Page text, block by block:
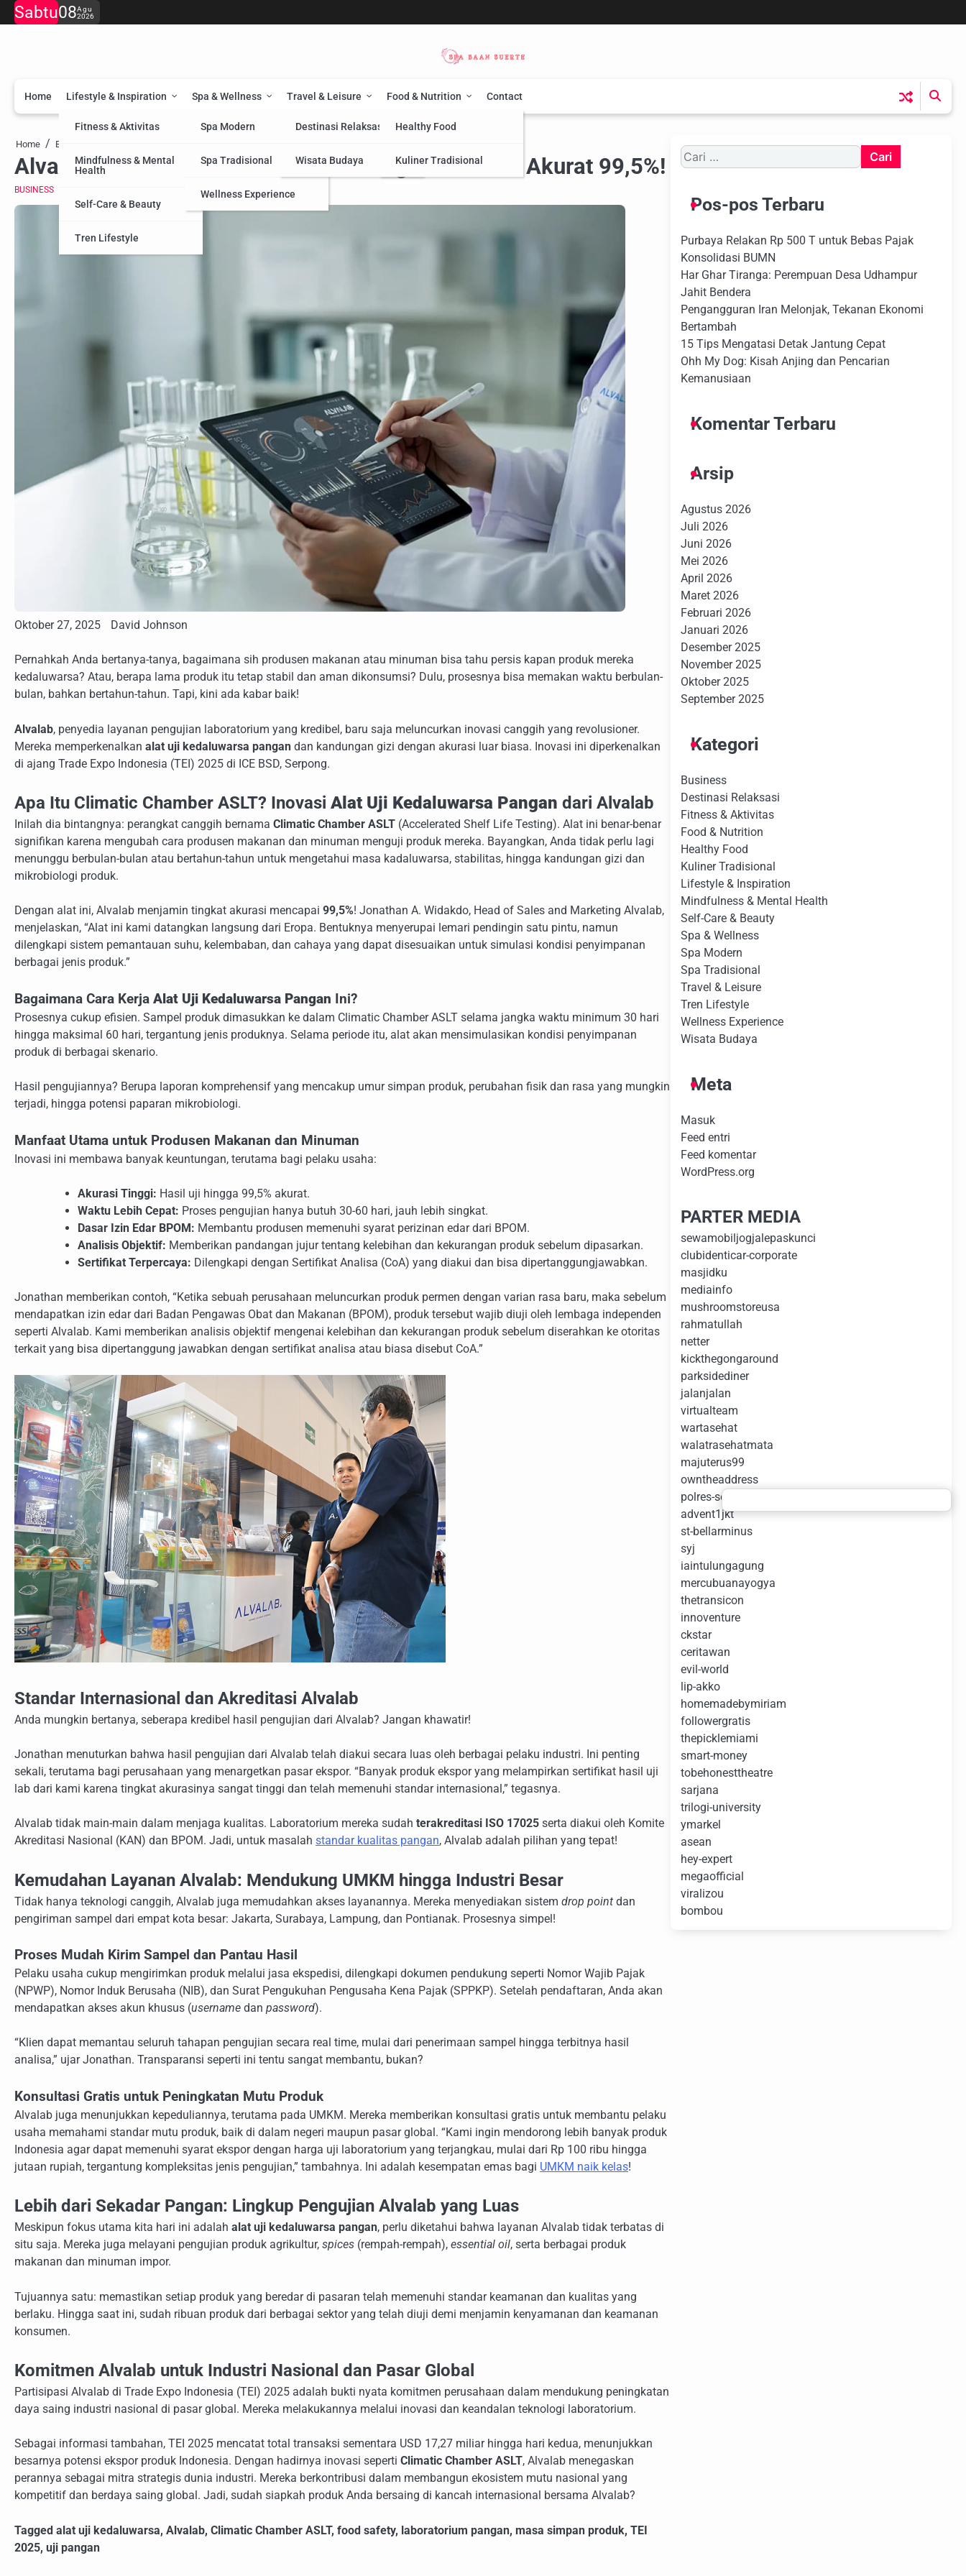
Skip
to
Sabtu08Agu
2026
Home Lifestyle & Inspiration
Fitness & Aktivitas
Mindfulness & Mental
Health
Self-Care & Beauty
Tren Lifestyle
Spa & Wellness
Spa Modern
Spa Tradisional
Wellness Experience
Travel & Leisure
Destinasi Relaksasi
Wisata Budaya
Food & Nutrition
Healthy Food
Kuliner Tradisional
Contact
Home Business
Alvalab Rilis Alat Uji Kedaluwarsa Pangan Mandiri: Akurat 99,5%!
BUSINESS
Oktober 27, 2025 David Johnson
Pernahkah Anda bertanya-tanya, bagaimana sih produsen makanan atau minuman bisa tahu persis kapan produk mereka
kedaluwarsa? Atau, berapa lama produk itu tetap stabil dan aman dikonsumsi? Dulu, prosesnya bisa memakan waktu berbulan-
bulan, bahkan bertahun-tahun. Tapi, kini ada kabar baik!
Alvalab, penyedia layanan pengujian laboratorium yang kredibel, baru saja meluncurkan inovasi canggih yang revolusioner.
Mereka memperkenalkan alat uji kedaluwarsa pangan dan kandungan gizi dengan akurasi luar biasa. Inovasi ini diperkenalkan
di ajang Trade Expo Indonesia (TEI) 2025 di ICE BSD, Serpong.
Apa Itu Climatic Chamber ASLT? Inovasi Alat Uji Kedaluwarsa Pangan dari Alvalab
Inilah dia bintangnya: perangkat canggih bernama Climatic Chamber ASLT (Accelerated Shelf Life Testing). Alat ini benar-benar
signifikan karena mengubah cara produsen makanan dan minuman menguji produk mereka. Bayangkan, Anda tidak perlu lagi
menunggu berbulan-bulan atau bertahun-tahun untuk mengetahui masa kadaluwarsa, stabilitas, hingga kandungan gizi dan
mikrobiologi produk.
Dengan alat ini, Alvalab menjamin tingkat akurasi mencapai 99,5%! Jonathan A. Widakdo, Head of Sales and Marketing Alvalab,
menjelaskan, “Alat ini kami datangkan langsung dari Eropa. Bentuknya menyerupai lemari pendingin satu pintu, namun
dilengkapi sistem pemantauan suhu, kelembaban, dan cahaya yang dapat disesuaikan untuk simulasi kondisi penyimpanan
berbagai jenis produk.”
Bagaimana Cara Kerja Alat Uji Kedaluwarsa Pangan Ini?
Prosesnya cukup efisien. Sampel produk dimasukkan ke dalam Climatic Chamber ASLT selama jangka waktu minimum 30 hari
hingga maksimal 60 hari, tergantung jenis produknya. Selama periode itu, alat akan mensimulasikan kondisi penyimpanan
produk di berbagai skenario.
Hasil pengujiannya? Berupa laporan komprehensif yang mencakup umur simpan produk, perubahan fisik dan rasa yang mungkin
terjadi, hingga potensi paparan mikrobiologi.
Manfaat Utama untuk Produsen Makanan dan Minuman
Inovasi ini membawa banyak keuntungan, terutama bagi pelaku usaha:
Akurasi Tinggi: Hasil uji hingga 99,5% akurat.
Waktu Lebih Cepat: Proses pengujian hanya butuh 30-60 hari, jauh lebih singkat.
Dasar Izin Edar BPOM: Membantu produsen memenuhi syarat perizinan edar dari BPOM.
Analisis Objektif: Memberikan pandangan jujur tentang kelebihan dan kekurangan produk sebelum dipasarkan.
Sertifikat Terpercaya: Dilengkapi dengan Sertifikat Analisa (CoA) yang diakui dan bisa dipertanggungjawabkan.
Jonathan memberikan contoh, “Ketika sebuah perusahaan meluncurkan produk permen dengan varian rasa baru, maka sebelum
mendapatkan izin edar dari Badan Pengawas Obat dan Makanan (BPOM), produk tersebut wajib diuji oleh lembaga independen
seperti Alvalab. Kami memberikan analisis objektif mengenai kelebihan dan kekurangan produk sebelum diserahkan ke otoritas
terkait yang bisa dipertanggung jawabkan dengan sertifikat analisa atau biasa disebut CoA.”
Standar Internasional dan Akreditasi Alvalab
Anda mungkin bertanya, seberapa kredibel hasil pengujian dari Alvalab? Jangan khawatir!
Jonathan menuturkan bahwa hasil pengujian dari Alvalab telah diakui secara luas oleh berbagai pelaku industri. Ini penting
sekali, terutama bagi perusahaan yang menargetkan pasar ekspor. “Banyak produk ekspor yang melampirkan sertifikat hasil uji
lab dari kami karena tingkat akurasinya sangat tinggi dan telah memenuhi standar internasional,” tegasnya.
Alvalab tidak main-main dalam menjaga kualitas. Laboratorium mereka sudah terakreditasi ISO 17025 serta diakui oleh Komite
Akreditasi Nasional (KAN) dan BPOM. Jadi, untuk masalah standar kualitas pangan, Alvalab adalah pilihan yang tepat!
Kemudahan Layanan Alvalab: Mendukung UMKM hingga Industri Besar
Tidak hanya teknologi canggih, Alvalab juga memudahkan akses layanannya. Mereka menyediakan sistem drop point dan
pengiriman sampel dari empat kota besar: Jakarta, Surabaya, Lampung, dan Pontianak. Prosesnya simpel!
Proses Mudah Kirim Sampel dan Pantau Hasil
Pelaku usaha cukup mengirimkan produk melalui jasa ekspedisi, dilengkapi dokumen pendukung seperti Nomor Wajib Pajak
(NPWP), Nomor Induk Berusaha (NIB), dan Surat Pengukuhan Pengusaha Kena Pajak (SPPKP). Setelah pendaftaran, Anda akan
mendapatkan akses akun khusus (username dan password).
“Klien dapat memantau seluruh tahapan pengujian secara real time, mulai dari penerimaan sampel hingga terbitnya hasil
analisa,” ujar Jonathan. Transparansi seperti ini tentu sangat membantu, bukan?
Konsultasi Gratis untuk Peningkatan Mutu Produk
Alvalab juga menunjukkan kepeduliannya, terutama pada UMKM. Mereka memberikan konsultasi gratis untuk membantu pelaku
usaha memahami standar mutu produk, baik di dalam negeri maupun pasar global. “Kami ingin mendorong lebih banyak produk
Indonesia agar dapat memenuhi syarat ekspor dengan harga uji laboratorium yang terjangkau, mulai dari Rp 100 ribu hingga
jutaan rupiah, tergantung kompleksitas jenis pengujian,” tambahnya. Ini adalah kesempatan emas bagi UMKM naik kelas!
Lebih dari Sekadar Pangan: Lingkup Pengujian Alvalab yang Luas
Meskipun fokus utama kita hari ini adalah alat uji kedaluwarsa pangan, perlu diketahui bahwa layanan Alvalab tidak terbatas di
situ saja. Mereka juga melayani pengujian produk agrikultur, spices (rempah-rempah), essential oil, serta berbagai produk
makanan dan minuman impor.
Tujuannya satu: memastikan setiap produk yang beredar di pasaran telah memenuhi standar keamanan dan kualitas yang
berlaku. Hingga saat ini, sudah ribuan produk dari berbagai sektor yang telah diuji demi menjamin kenyamanan dan keamanan
konsumen.
Komitmen Alvalab untuk Industri Nasional dan Pasar Global
Partisipasi Alvalab di Trade Expo Indonesia (TEI) 2025 adalah bukti nyata komitmen perusahaan dalam mendukung peningkatan
daya saing industri nasional di pasar global. Mereka melakukannya melalui inovasi dan keandalan teknologi laboratorium.
Sebagai informasi tambahan, TEI 2025 mencatat total transaksi sementara USD 17,27 miliar hingga hari kedua, menunjukkan
besarnya potensi ekspor produk Indonesia. Dengan hadirnya inovasi seperti Climatic Chamber ASLT, Alvalab menegaskan
perannya sebagai mitra strategis dunia industri. Mereka berkontribusi dalam membangun ekosistem mutu nasional yang
kompetitif dan berdaya saing global. Jadi, sudah siapkah produk Anda bersaing di kancah internasional bersama Alvalab?
Tagged alat uji kedaluwarsa, Alvalab, Climatic Chamber ASLT, food safety, laboratorium pangan, masa simpan produk, TEI
2025, uji pangan
Cari
untuk:
Pos-pos Terbaru
Purbaya Relakan Rp 500 T untuk Bebas Pajak
Konsolidasi BUMN
Har Ghar Tiranga: Perempuan Desa Udhampur
Jahit Bendera
Pengangguran Iran Melonjak, Tekanan Ekonomi
Bertambah
15 Tips Mengatasi Detak Jantung Cepat
Ohh My Dog: Kisah Anjing dan Pencarian
Kemanusiaan
Komentar Terbaru
Arsip
Agustus 2026
Juli 2026
Juni 2026
Mei 2026
April 2026
Maret 2026
Februari 2026
Januari 2026
Desember 2025
November 2025
Oktober 2025
September 2025
Kategori
Business
Destinasi Relaksasi
Fitness & Aktivitas
Food & Nutrition
Healthy Food
Kuliner Tradisional
Lifestyle & Inspiration
Mindfulness & Mental Health
Self-Care & Beauty
Spa & Wellness
Spa Modern
Spa Tradisional
Travel & Leisure
Tren Lifestyle
Wellness Experience
Wisata Budaya
Meta
Masuk
Feed entri
Feed komentar
WordPress.org
PARTER MEDIA
sewamobiljogjalepaskunci
clubidenticar-corporate
masjidku
mediainfo
mushroomstoreusa
rahmatullah
netter
kickthegongaround
parksidediner
jalanjalan
virtualteam
wartasehat
walatrasehatmata
majuterus99
owntheaddress
polres-serkot
advent1jkt
st-bellarminus
syj
iaintulungagung
mercubuanayogya
thetransicon
innoventure
ckstar
ceritawan
evil-world
lip-akko
homemadebymiriam
followergratis
thepicklemiami
smart-money
tobehonesttheatre
sarjana
trilogi-university
ymarkel
asean
hey-expert
megaofficial
viralizou
bombou